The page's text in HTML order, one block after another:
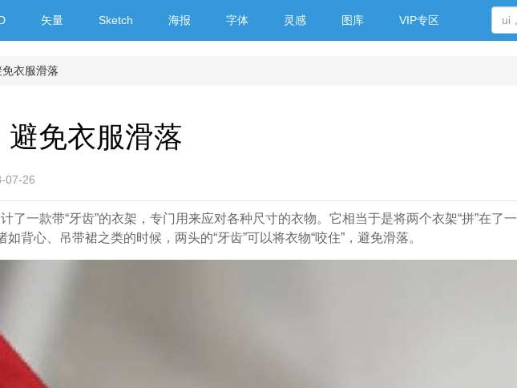
矢量 Sketch 海报 字体 灵感 图库 VIP专区
衣服滑落
免衣服滑落
07-26
了一款带“牙齿”的衣架，专门用来应对各种尺寸的衣物。它相当于是将两个衣架“拼”在了一
背心、吊带裙之类的时候，两头的“牙齿”可以将衣物“咬住”，避免滑落。